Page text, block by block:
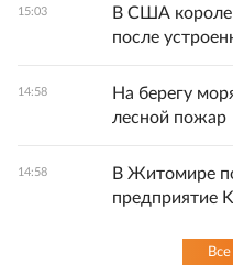
15:03
В США
после
14:58
На берегу
лесной пожар
14:58
В Житомире
предприятие